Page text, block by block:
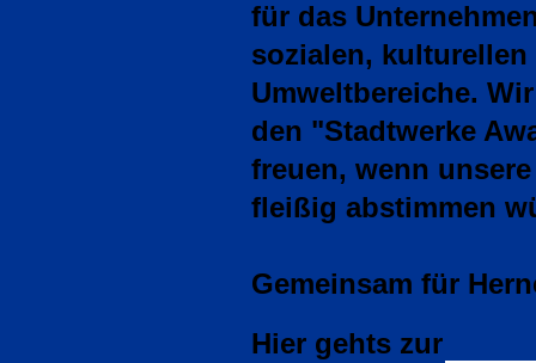
für das
sozialen,
Umweltbereiche.
den "Stadtwerke
freuen, wenn
fleißig abstimmen
Gemeinsam für
Hier gehts zur